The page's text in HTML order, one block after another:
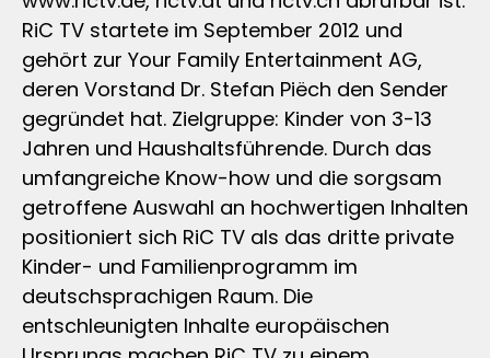
RiC TV startete im September 2012 und
gehört zur Your Family Entertainment AG,
deren Vorstand Dr. Stefan Piëch den Sender
gegründet hat. Zielgruppe: Kinder von 3-13
Jahren und Haushaltsführende. Durch das
umfangreiche Know-how und die sorgsam
getroffene Auswahl an hochwertigen Inhalten
positioniert sich RiC TV als das dritte private
Kinder- und Familienprogramm im
deutschsprachigen Raum. Die
entschleunigten Inhalte europäischen